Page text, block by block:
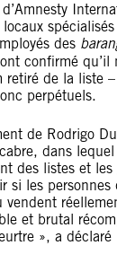
des
confirmé qu’il
retiré de la liste
perpétuels.
de Rodrigo
dans
des listes et
si les
vendent
et brutal
», a